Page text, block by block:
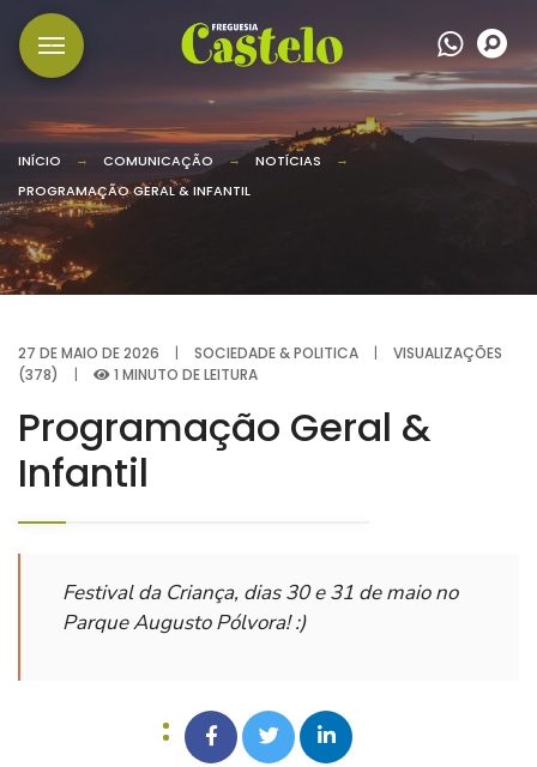
INÍCIO COMUNICAÇÃO
NOTÍCIAS
PROGRAMAÇÃO GERAL & INFANTIL
27 DE MAIO DE 2026 | SOCIEDADE & POLITICA |
VISUALIZAÇÕES
(378)
| 1 MINUTO DE LEITURA
Programação Geral &
Infantil
Festival da Criança, dias 30 e 31 de maio no
Parque Augusto Pólvora! :)